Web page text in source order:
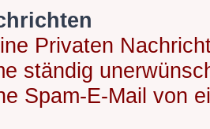
Privaten
ständig
Spam-E-Mail von